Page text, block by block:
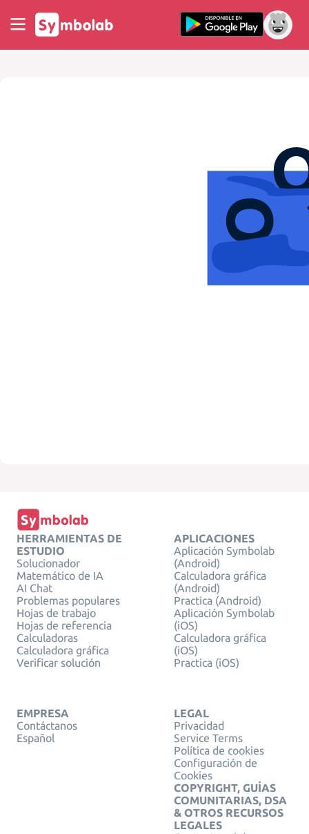
HERRAMIENTAS DE
ESTUDIO
Solucionador
Matemático de IA
AI Chat
Problemas populares
Hojas de trabajo
Hojas de referencia
Calculadoras
Calculadora gráfica
Verificar solución
APLICACIONES
Aplicación Symbolab
(Android)
Calculadora gráfica
(Android)
Practica (Android)
Aplicación Symbolab
(iOS)
Calculadora gráfica
(iOS)
Practica (iOS)
EMPRESA
Contáctanos
Español
LEGAL
Privacidad
Service Terms
Política de cookies
Configuración de
Cookies
COPYRIGHT, GUÍAS
COMUNITARIAS, DSA
& OTROS RECURSOS
LEGALES